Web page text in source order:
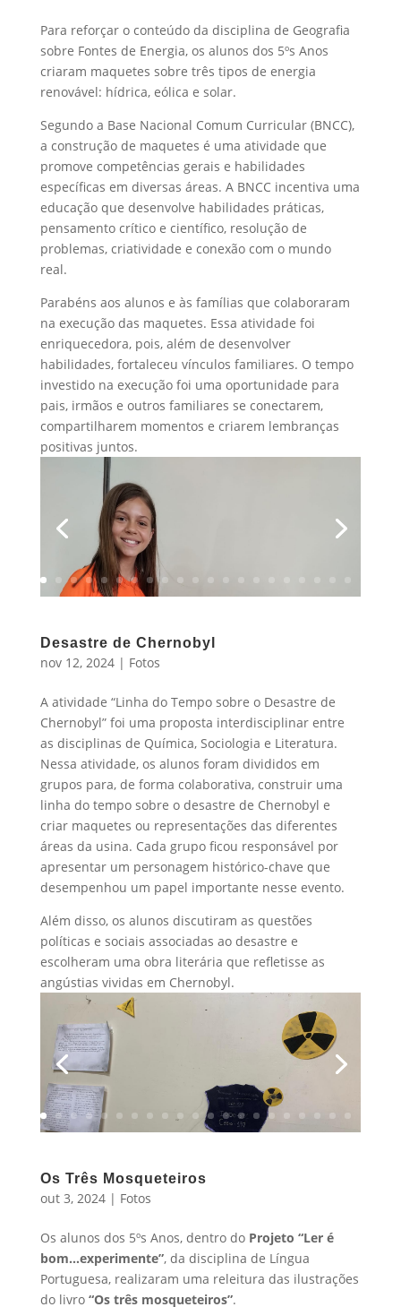
Para reforçar o conteúdo da disciplina de Geografia
sobre Fontes de Energia, os alunos dos 5ºs Anos
criaram maquetes sobre três tipos de energia
renovável: hídrica, eólica e solar.
Segundo a Base Nacional Comum Curricular (BNCC),
a construção de maquetes é uma atividade que
promove competências gerais e habilidades
específicas em diversas áreas. A BNCC incentiva uma
educação que desenvolve habilidades práticas,
pensamento crítico e científico, resolução de
problemas, criatividade e conexão com o mundo
real.
Parabéns aos alunos e às famílias que colaboraram
na execução das maquetes. Essa atividade foi
enriquecedora, pois, além de desenvolver
habilidades, fortaleceu vínculos familiares. O tempo
investido na execução foi uma oportunidade para
pais, irmãos e outros familiares se conectarem,
compartilharem momentos e criarem lembranças
positivas juntos.
Desastre de Chernobyl
nov 12, 2024| Fotos
A atividade “Linha do Tempo sobre o Desastre de
Chernobyl” foi uma proposta interdisciplinar entre
as disciplinas de Química, Sociologia e Literatura.
Nessa atividade, os alunos foram divididos em
grupos para, de forma colaborativa, construir uma
linha do tempo sobre o desastre de Chernobyl e
criar maquetes ou representações das diferentes
áreas da usina. Cada grupo ficou responsável por
apresentar um personagem histórico-chave que
desempenhou um papel importante nesse evento.
Além disso, os alunos discutiram as questões
políticas e sociais associadas ao desastre e
escolheram uma obra literária que refletisse as
angústias vividas em Chernobyl.
Os Três Mosqueteiros
out 3, 2024| Fotos
Os alunos dos 5ºs Anos, dentro do Projeto “Ler é
bom…experimente”, da disciplina de Língua
Portuguesa, realizaram uma releitura das ilustrações
do livro “Os três mosqueteiros”.